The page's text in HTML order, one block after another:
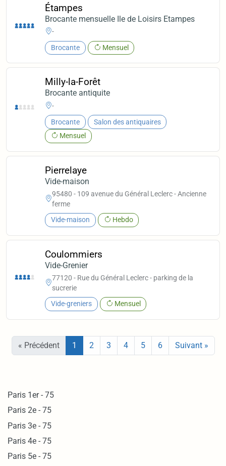
Étampes
Brocante mensuelle Ile de Loisirs Etampes
-
Brocante Mensuel
Milly-la-Forêt
Brocante antiquite
-
Brocante
Salon des antiquaires
Mensuel
Pierrelaye
Vide-maison
95480 - 109 avenue du Général Leclerc - Ancienne
ferme
Vide-maison Hebdo
Coulommiers
Vide-Grenier
77120 - Rue du Général Leclerc - parking de la
sucrerie
Vide-greniers Mensuel
« Précédent 1 2 3 4 5 6 Suivant »
Paris 1er - 75
Paris 2e - 75
Paris 3e - 75
Paris 4e - 75
Paris 5e - 75